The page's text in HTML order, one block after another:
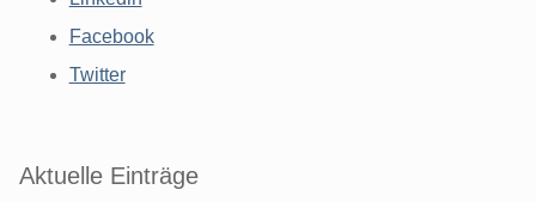
Facebook
Twitter
Aktuelle Einträge